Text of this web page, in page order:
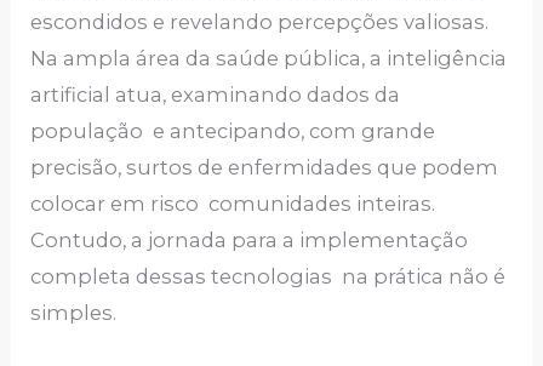
escondidos e revelando percepções valiosas.
Na ampla área da saúde pública, a inteligência
artificial atua, examinando dados da
população e antecipando, com grande
precisão, surtos de enfermidades que podem
colocar em risco comunidades inteiras.
Contudo, a jornada para a implementação
completa dessas tecnologias na prática não é
simples.